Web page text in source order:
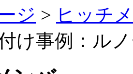
ジ > ヒッチ
け事例：ル